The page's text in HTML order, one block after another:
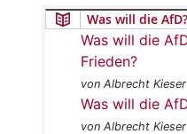
Was will die AfD?
Was will die
Frieden?
von Albrecht Kieser
Was will die
von Albrecht Kieser